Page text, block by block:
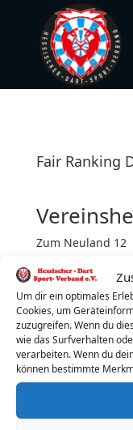
Um dir ein optimales
Cookies, um
zuzugreifen. Wenn du
wie das Surfverhalten
verarbeiten. Wenn du
können bestimmte
Fair Ranking
Zum Neuland 12
Freitag (jeden)
Turnierbeginn:
Turnierleiter:
Telefon:0151-
E-Mail: